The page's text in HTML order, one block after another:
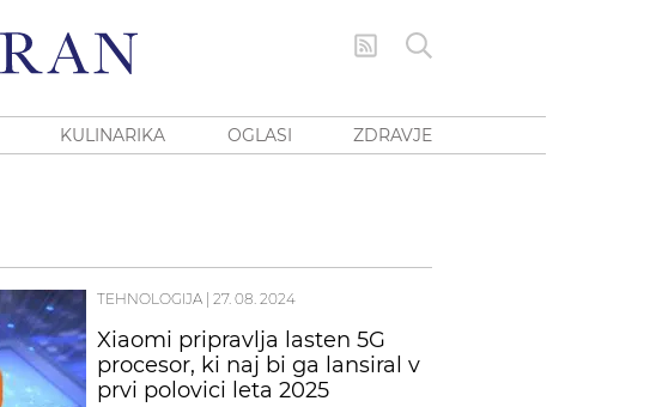
KULINARIKA OGLASI ZDRAVJE
TEHNOLOGIJA| 27. 08. 2024
Xiaomi pripravlja lasten 5G
procesor, ki naj bi ga lansiral v
prvi polovici leta 2025